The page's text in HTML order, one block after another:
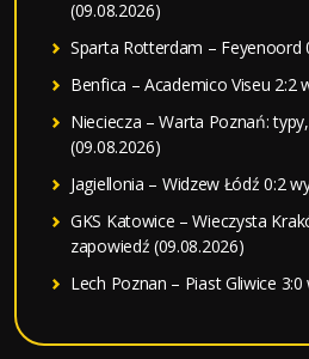
(09.08.2026)
Sparta Rotterdam – Feyenoord
Benfica – Academico Viseu 2:2
Nieciecza – Warta Poznań:
(09.08.2026)
Jagiellonia – Widzew Łódź 0:2
GKS Katowice – Wieczysta
zapowiedź (09.08.2026)
Lech Poznan – Piast Gliwice 3:0